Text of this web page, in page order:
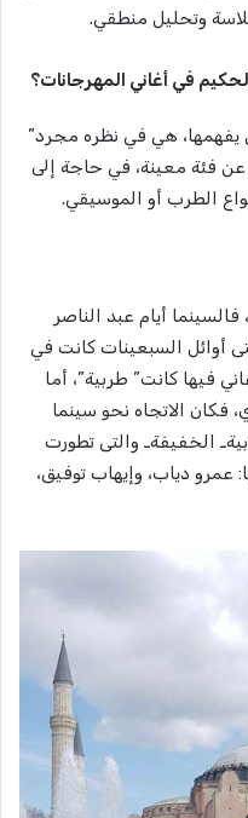
وتحليل منطقي.
في أغاني المهرجانات؟
يفهمها، هي في نظره مجرد”
عن فئة معينة، في حاجة إلى
الطرب أو الموسيقي.
أيام عبد الناصر
أوائل السبعينات كانت في
فيها كانت” طربية”، أما
فكان الاتجاه نحو سينما
الخفيفةـ والتى تطورت
دياب، وإيهاب توفيق،